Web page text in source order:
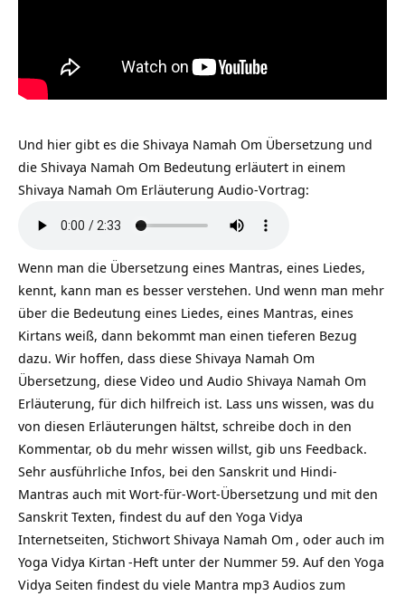
Und hier gibt es die Shivaya Namah Om Übersetzung und
die Shivaya Namah Om Bedeutung erläutert in einem
Shivaya Namah Om Erläuterung Audio-Vortrag:
Wenn man die Übersetzung eines Mantras, eines Liedes,
kennt, kann man es besser verstehen. Und wenn man mehr
über die Bedeutung eines Liedes, eines Mantras, eines
Kirtans weiß, dann bekommt man einen tieferen Bezug
dazu. Wir hoffen, dass diese Shivaya Namah Om
Übersetzung, diese Video und Audio Shivaya Namah Om
Erläuterung, für dich hilfreich ist. Lass uns wissen, was du
von diesen Erläuterungen hältst, schreibe doch in den
Kommentar, ob du mehr wissen willst, gib uns Feedback.
Sehr ausführliche Infos, bei den Sanskrit und Hindi-
Mantras auch mit Wort-für-Wort-Übersetzung und mit den
Sanskrit Texten, findest du auf den Yoga Vidya
Internetseiten, Stichwort Shivaya Namah Om , oder auch im
Yoga Vidya Kirtan -Heft unter der Nummer 59. Auf den Yoga
Vidya Seiten findest du viele Mantra mp3 Audios zum